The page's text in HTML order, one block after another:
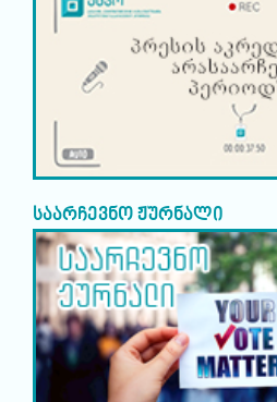
საარჩევნო ჟურნალი